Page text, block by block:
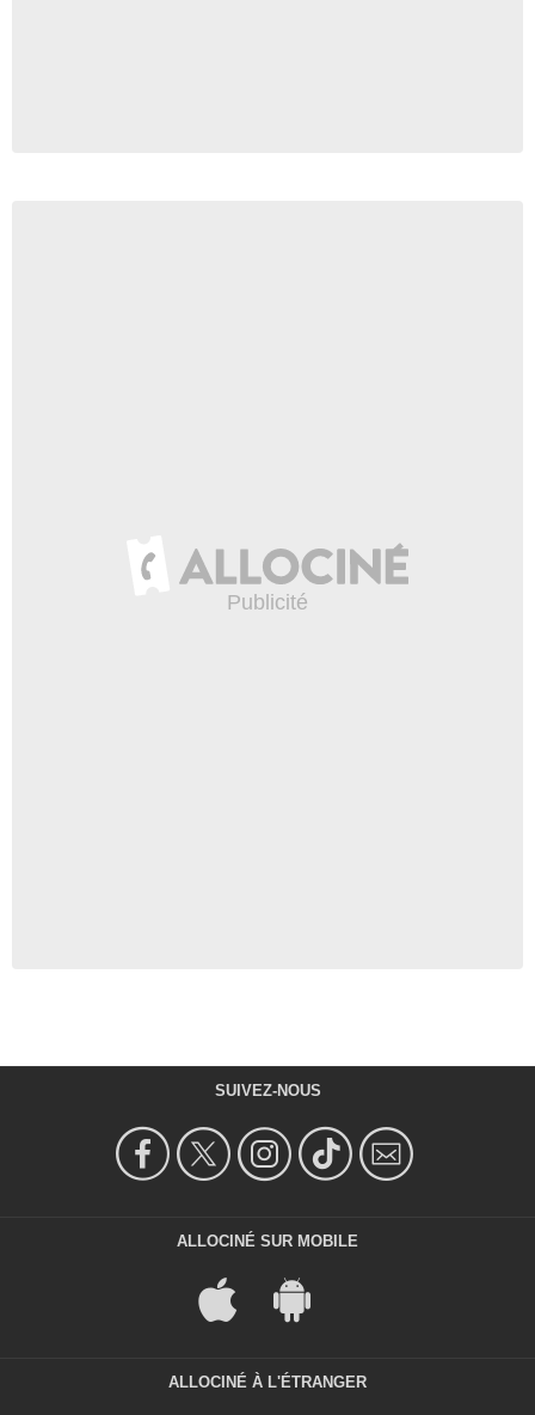
SUIVEZ-NOUS
ALLOCINÉ SUR MOBILE
ALLOCINÉ À L'ÉTRANGER